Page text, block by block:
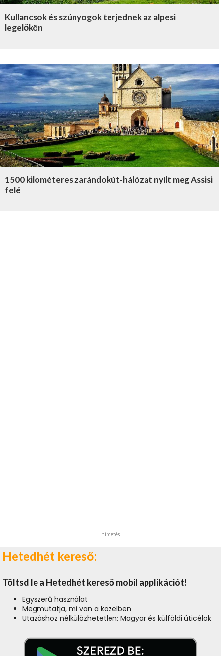
Kullancsok és szúnyogok terjednek az alpesi
legelőkön
1500 kilométeres zarándokút-hálózat nyílt meg Assisi
felé
hirdetés
Hetedhét kereső:
Töltsd le a Hetedhét kereső mobil applikációt!
Egyszerű használat
Megmutatja, mi van a közelben
Utazáshoz nélkülözhetetlen: Magyar és külföldi úticélok